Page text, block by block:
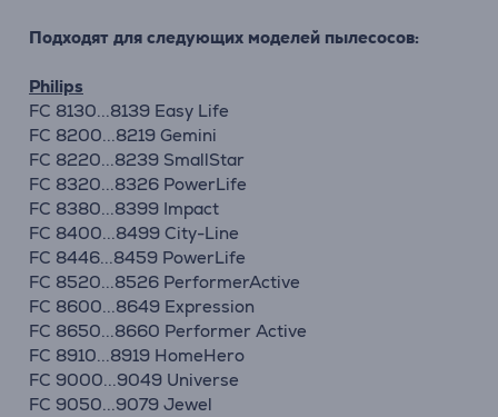
Подходят для следующих моделей пылесосов:
Philips
FC 8130...8139 Easy Life
FC 8200...8219 Gemini
FC 8220...8239 SmallStar
FC 8320...8326 PowerLife
FC 8380...8399 Impact
FC 8400...8499 City-Line
FC 8446...8459 PowerLife
FC 8520...8526 PerformerActive
FC 8600...8649 Expression
FC 8650...8660 Performer Active
FC 8910...8919 HomeHero
FC 9000...9049 Universe
FC 9050...9079 Jewel